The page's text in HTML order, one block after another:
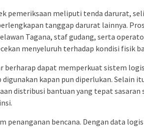
pemeriksaan meliputi tenda darurat,
tanggap darurat lainnya.
Tagana, staf gudang, serta
menyeluruh terhadap kondisi fisik
berharap dapat memperkuat sistem
kapan pun diperlukan. Selain
distribusi bantuan yang tepat sasaran
penanganan bencana. Dengan data